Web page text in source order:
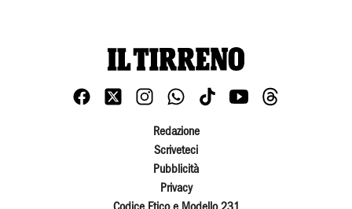
Redazione
Scriveteci
Pubblicità
Privacy